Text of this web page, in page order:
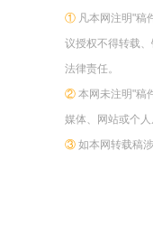
① 凡本网注明"稿
议授权不得转载
法律责任。
② 本网未注明"稿
媒体、网站或个
③ 如本网转载稿